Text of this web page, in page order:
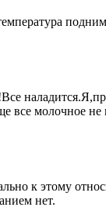
все молочное
к этому
нет.